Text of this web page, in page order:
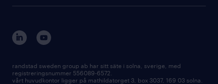
randstad sweden group ab har sitt säte i solna, sverige, med
registreringsnummer 556089-6572.
vårt huvudkontor ligger på mathildatorget 3, box 3037, 169 03 solna.